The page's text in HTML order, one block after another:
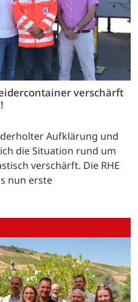
verschärft
Aufklärung und
die Situation rund um
verschärft. Die RHE
nun erste